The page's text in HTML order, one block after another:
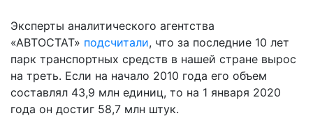
Эксперты аналитического агентства
«АВТОСТАТ» подсчитали, что за последние 10 лет
парк транспортных средств в нашей стране вырос
на треть. Если на начало 2010 года его объем
составлял 43,9 млн единиц, то на 1 января 2020
года он достиг 58,7 млн штук.